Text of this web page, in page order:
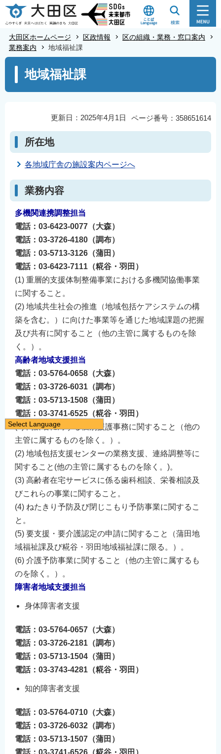
こ
の
ジ
大田区ホームページ 区政情報
区の組織・業務・窓口案内
業務案内
地域福祉課
こ
ら
地域福祉課
ページ番号：358651614
更新日：2025年4月1日
所在地
各地域庁舎の施設案内ページへ
業務内容
多機関連携調整担当
電話：03-6423-0077（大森）
電話：03-3726-4180（調布）
電話：03-5713-3126（蒲田）
電話：03-6423-7111（糀谷・羽田）
(1) 重層的支援体制整備事業における多機関協働事業
に関すること。
(2) 地域共生社会の推進（地域包括ケアシステムの構
築を含む。）に向けた事業等を通じた地域課題の把握
及び共有に関すること（他の主管に属するものを除
く。）。
高齢者地域支援担当
電話：03-5764-0658（大森）
電話：03-3726-6031（調布）
電話：03-5713-1508（蒲田）
電話：03-3741-6525（糀谷・羽田）
(1) 高齢者に対する個別援護事務に関すること（他の
主管に属するものを除く。）。
(2) 地域包括支援センターの業務支援、連絡調整等に
関すること(他の主管に属するものを除く。)。
(3) 高齢者在宅サービスに係る歯科相談、栄養相談及
びこれらの事業に関すること。
(4) ねたきり予防及び閉じこもり予防事業に関するこ
と。
(5) 要支援・要介護認定の申請に関すること（蒲田地
域福祉課及び糀谷・羽田地域福祉課に限る。）。
(6) 介護予防事業に関すること（他の主管に属するも
のを除く。）。
障害者地域支援担当
身体障害者支援
電話：03-5764-0657（大森）
電話：03-3726-2181（調布）
電話：03-5713-1504（蒲田）
電話：03-3743-4281（糀谷・羽田）
知的障害者支援
電話：03-5764-0710（大森）
電話：03-3726-6032（調布）
電話：03-5713-1507（蒲田）
電話：03-3741-6526（糀谷・羽田）
Select Language
日本語
English
简体中文
繁體中文
한국어
नेपाली
Filipino